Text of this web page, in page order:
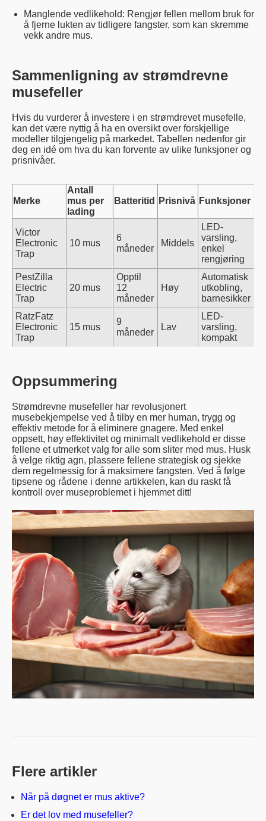
Manglende vedlikehold: Rengjør fellen mellom bruk for
å fjerne lukten av tidligere fangster, som kan skremme
vekk andre mus.
Sammenligning av strømdrevne
musefeller
Hvis du vurderer å investere i en strømdrevet musefelle,
kan det være nyttig å ha en oversikt over forskjellige
modeller tilgjengelig på markedet. Tabellen nedenfor gir
deg en idé om hva du kan forvente av ulike funksjoner og
prisnivåer.
Merke
Antall
mus per
lading
Batteritid Prisnivå Funksjoner
Victor
Electronic
Trap
10 mus
6
måneder
Middels
LED-
varsling,
enkel
rengjøring
PestZilla
Electric
Trap
20 mus
Opptil
12
måneder
Høy
Automatisk
utkobling,
barnesikker
RatzFatz
Electronic
Trap
15 mus
9
måneder
Lav
LED-
varsling,
kompakt
Oppsummering
Strømdrevne musefeller har revolusjonert
musebekjempelse ved å tilby en mer human, trygg og
effektiv metode for å eliminere gnagere. Med enkel
oppsett, høy effektivitet og minimalt vedlikehold er disse
fellene et utmerket valg for alle som sliter med mus. Husk
å velge riktig agn, plassere fellene strategisk og sjekke
dem regelmessig for å maksimere fangsten. Ved å følge
tipsene og rådene i denne artikkelen, kan du raskt få
kontroll over museproblemet i hjemmet ditt!
Flere artikler
Når på døgnet er mus aktive?
Er det lov med musefeller?